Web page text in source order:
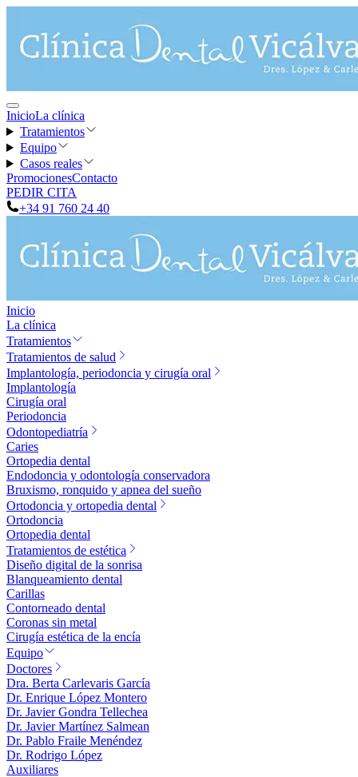
InicioLa clínica
Tratamientos
Equipo
Casos reales
PromocionesContacto
PEDIR CITA
+34 91 760 24 40
Inicio
La clínica
Tratamientos
Tratamientos de salud
Implantología, periodoncia y cirugía oral
Implantología
Cirugía oral
Periodoncia
Odontopediatría
Caries
Ortopedia dental
Endodoncia y odontología conservadora
Bruxismo, ronquido y apnea del sueño
Ortodoncia y ortopedia dental
Ortodoncia
Ortopedia dental
Tratamientos de estética
Diseño digital de la sonrisa
Blanqueamiento dental
Carillas
Contorneado dental
Coronas sin metal
Cirugía estética de la encía
Equipo
Doctores
Dra. Berta Carlevaris García
Dr. Enrique López Montero
Dr. Javier Gondra Tellechea
Dr. Javier Martínez Salmean
Dr. Pablo Fraile Menéndez
Dr. Rodrigo López
Auxiliares